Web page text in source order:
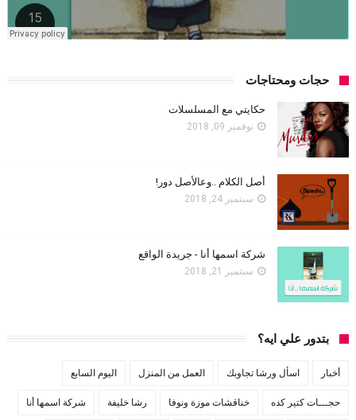
حجات ومحتاجات
حكايتي مع المسلسلات
نوفمبر 09, 2018
أصل الكلام ..وعالأصل دور!
سبتمبر 24, 2018
شركة اسمها أنا - جريدة الواقع
سبتمبر 21, 2018
بتدور علي ايه؟
أخبار اسأل ورشا تجاوبك العمل من المنزل اليوم السابع
حجـــات كتير كده خناقشات موزة ونوفا رشا خليفة شركة اسمها أنا